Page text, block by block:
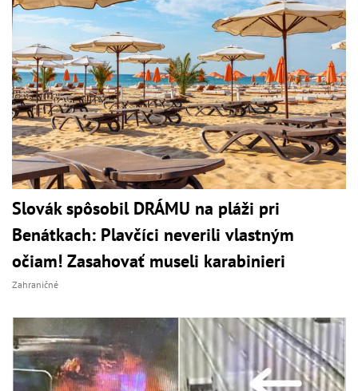
Slovák spôsobil DRÁMU na pláži pri
Benátkach: Plavčíci neverili vlastným
očiam! Zasahovať museli karabinieri
Zahraničné